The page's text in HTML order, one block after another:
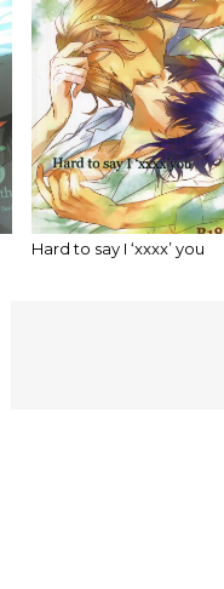
Hard to say I ‘xxxx’ you